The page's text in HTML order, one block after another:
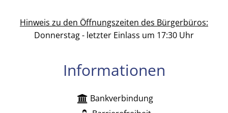
Hinweis zu den Öffnungszeiten des Bürgerbüros:
Donnerstag - letzter Einlass um 17:30 Uhr
Informationen
Bankverbindung